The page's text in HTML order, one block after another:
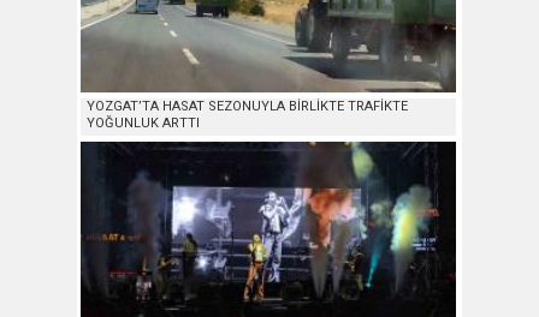
YOZGAT’TA HASAT SEZONUYLA BİRLİKTE TRAFİKTE
YOĞUNLUK ARTTI